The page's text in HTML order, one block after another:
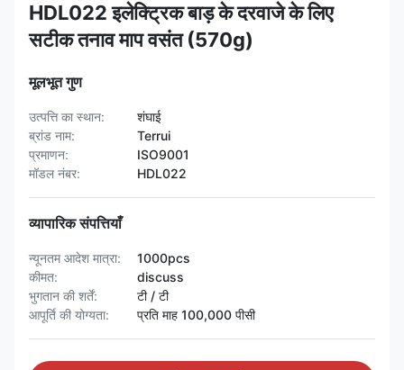
HDL022 इलेक्ट्रिक बाड़ के दरवाजे के लिए
सटीक तनाव माप वसंत (570g)
मूलभूत गुण
उत्पत्ति का स्थान:
शंघाई
ब्रांड नाम:
Terrui
प्रमाणन:
ISO9001
मॉडल नंबर:
HDL022
व्यापारिक संपत्तियाँ
न्यूनतम आदेश मात्रा:
1000pcs
कीमत:
discuss
भुगतान की शर्तें:
टी / टी
आपूर्ति की योग्यता:
प्रति माह 100,000 पीसी